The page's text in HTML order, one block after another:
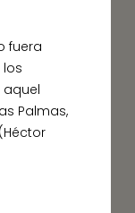
fuera
aquel
Palmas,